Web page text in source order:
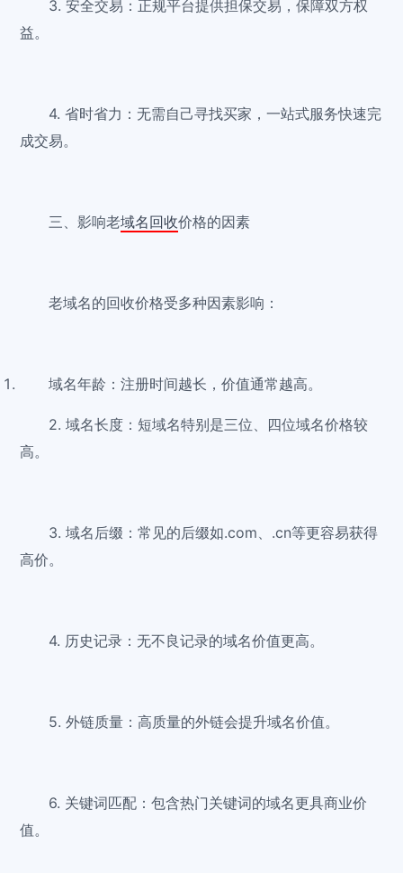
3. 安全交易：正规平台提供担保交易，保障双方权
益。
4. 省时省力：无需自己寻找买家，一站式服务快速完
成交易。
三、影响老域名回收价格的因素
老域名的回收价格受多种因素影响：
域名年龄：注册时间越长，价值通常越高。
2. 域名长度：短域名特别是三位、四位域名价格较
高。
3. 域名后缀：常见的后缀如.com、.cn等更容易获得
高价。
4. 历史记录：无不良记录的域名价值更高。
5. 外链质量：高质量的外链会提升域名价值。
6. 关键词匹配：包含热门关键词的域名更具商业价
值。